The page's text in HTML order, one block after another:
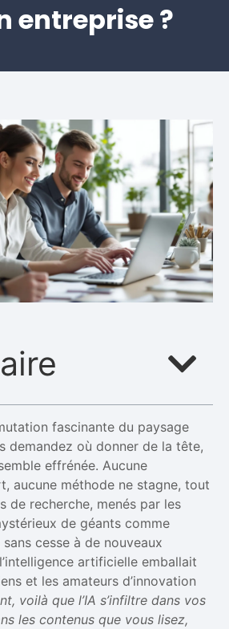
entreprise ?
fascinante du paysage
demandez où donner de la tête,
effrénée. Aucune
aucune méthode ne stagne, tout
de recherche, menés par les
de géants comme
sans cesse à de nouveaux
artificielle emballait
et les amateurs d’innovation
voilà que l’IA s’infiltre dans vos
les contenus que vous lisez,